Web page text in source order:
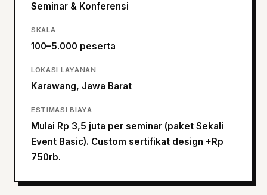
Seminar & Konferensi
SKALA
100–5.000 peserta
LOKASI LAYANAN
Karawang, Jawa Barat
ESTIMASI BIAYA
Mulai Rp 3,5 juta per seminar (paket Sekali
Event Basic). Custom sertifikat design +Rp
750rb.